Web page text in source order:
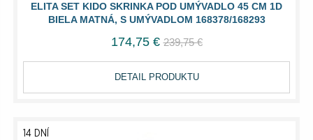
ELITA SET KIDO SKRINKA POD UMÝVADLO 45 CM 1D
BIELA MATNÁ, S UMÝVADLOM 168378/168293
174,75 € 239,75 €
DETAIL PRODUKTU
14 DNÍ